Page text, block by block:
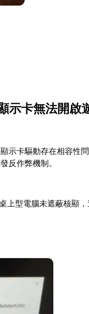
示卡無法開啟
示卡驅動存在相容性
反作弊機制。
上型電腦未遮蔽核顯